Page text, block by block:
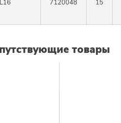
7120048 15
товары